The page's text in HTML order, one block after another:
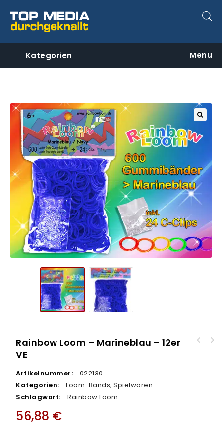
Kategorien Menu
Rainbow Loom – Marineblau – 12er
VE
Artikelnummer:
022130
Kategorien:
Loom-Bands,Spielwaren
Schlagwort:
Rainbow Loom
56,88 €